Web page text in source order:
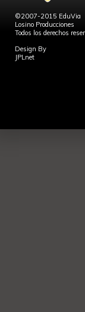
©2007-2015 EduVia
Losino Producciones
Todos los derechos
Design By
JPLnet